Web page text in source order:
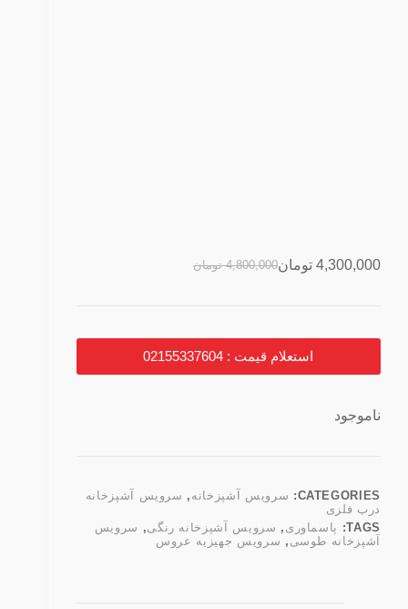
4,800,000 تومان 4,300,000 تومان
استعلام قیمت : 02155337604
ناموجود
CATEGORIES: سرویس آشپزخانه , سرویس آشپزخانه
درب فلزی
TAGS:
پاسماوری , سرویس آشپزخانه رنگی, سرویس
آشپزخانه طوسی , سرویس جهیزیه عروس